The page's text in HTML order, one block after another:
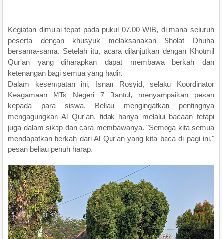
Kegiatan dimulai tepat pada pukul 07.00 WIB, di mana seluruh
peserta dengan khusyuk melaksanakan Sholat Dhuha
bersama-sama. Setelah itu, acara dilanjutkan dengan Khotmil
Qur'an yang diharapkan dapat membawa berkah dan
ketenangan bagi semua yang hadir.
Dalam kesempatan ini, Isnan Rosyid, selaku Koordinator
Keagamaan MTs Negeri 7 Bantul, menyampaikan pesan
kepada para siswa. Beliau mengingatkan pentingnya
mengagungkan Al Qur'an, tidak hanya melalui bacaan tetapi
juga dalam sikap dan cara membawanya. "Semoga kita semua
mendapatkan berkah dari Al Qur'an yang kita baca di pagi ini,"
pesan beliau penuh harap.